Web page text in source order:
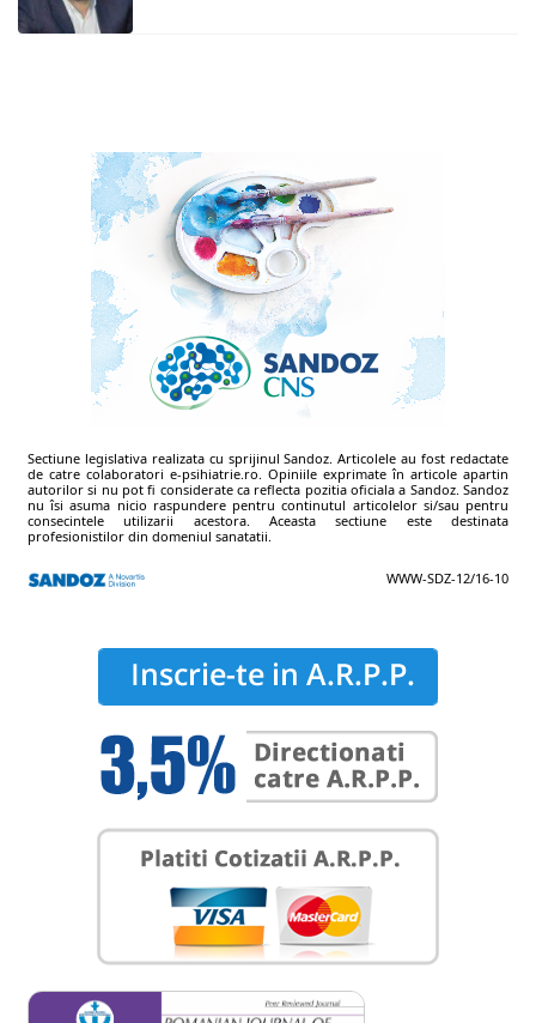
Sectiune legislativa realizata cu sprijinul Sandoz. Articolele au fost redactate
de catre colaboratori e-psihiatrie.ro. Opiniile exprimate în articole apartin
autorilor si nu pot fi considerate ca reflecta pozitia oficiala a Sandoz. Sandoz
nu îsi asuma nicio raspundere pentru continutul articolelor si/sau pentru
consecintele utilizarii acestora. Aceasta sectiune este destinata
profesionistilor din domeniul sanatatii.
WWW-SDZ-12/16-10